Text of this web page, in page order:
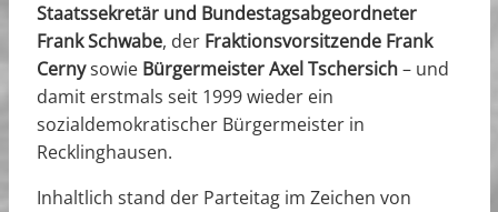
Staatssekretär und Bundestagsabgeordneter
Frank Schwabe, der Fraktionsvorsitzende Frank
Cernysowie Bürgermeister Axel Tschersich– und
damit erstmals seit 1999 wieder ein
sozialdemokratischer Bürgermeister in
Recklinghausen.
Inhaltlich stand der Parteitag im Zeichen von